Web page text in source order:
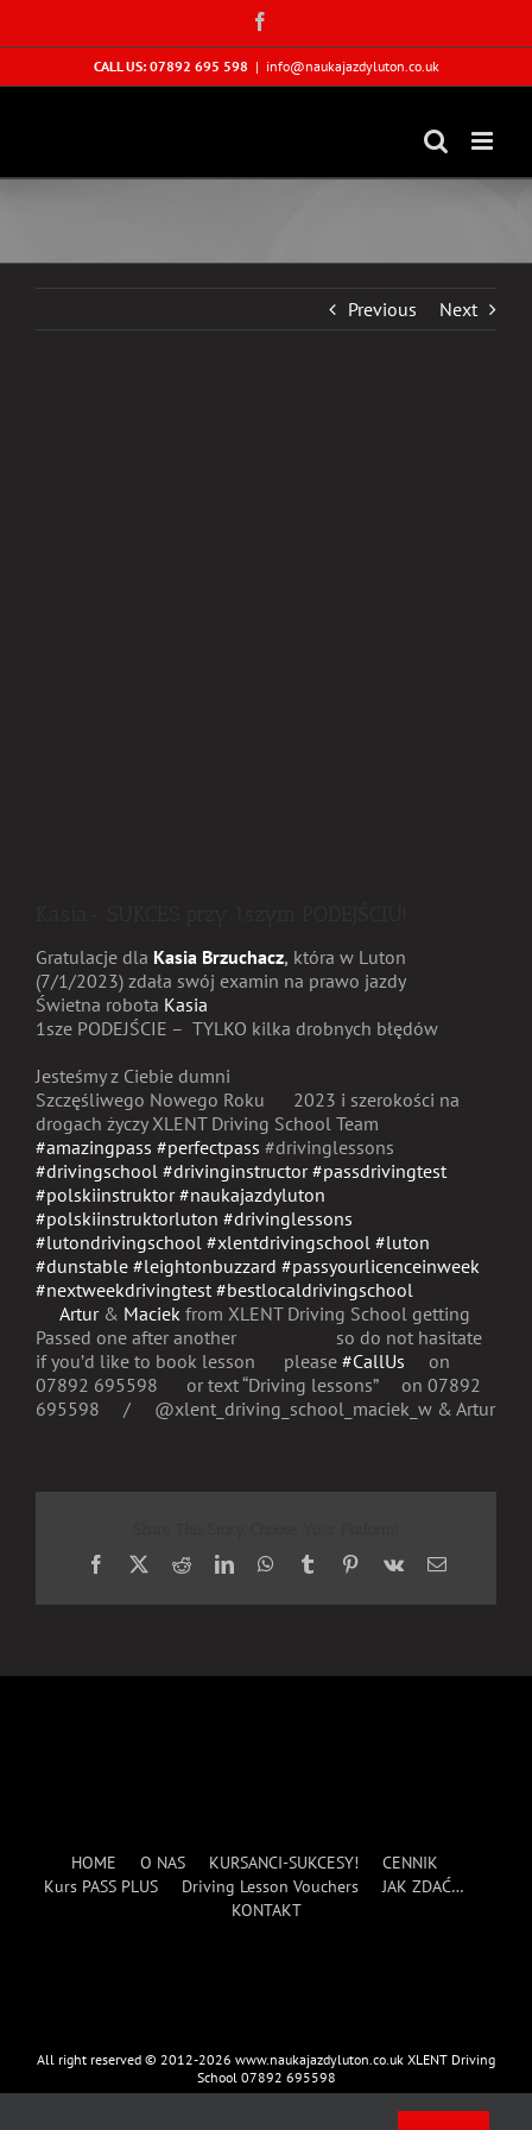
CALL US: 07892 695 598 | info@naukajazdyluton.co.uk
Previous Next
Gratulacje dla Kasia Brzuchacz, która w Luton
(7/1/2023) zdała swój examin na prawo jazdy
Świetna robota Kasia
1sze PODEJŚCIE – TYLKO kilka drobnych błędów
Jesteśmy z Ciebie dumni
Szczęśliwego Nowego Roku
2023 i szerokości na
drogach życzy XLENT Driving School Team
#amazingpass #perfectpass #drivinglessons
#drivingschool #drivinginstructor #passdrivingtest
#polskiinstruktor #naukajazdyluton
#polskiinstruktorluton #drivinglessons
#lutondrivingschool #xlentdrivingschool #luton
#dunstable #leightonbuzzard #passyourlicenceinweek
#nextweekdrivingtest #bestlocaldrivingschool
Artur& Maciek from XLENT Driving School getting
Passed one after another
so do not hasitate
if you’d like to book lesson
please #CallUs
on
07892 695598
or text “Driving lessons”
on 07892
695598
/ @xlent_driving_school_maciek_w & Artur
Facebook
X RedditLinkedInWhatsApp
TumblrPinterest
Vk Email
HOME O NAS KURSANCI-SUKCESY!
CENNIK
Kurs PASS PLUS
Driving Lesson Vouchers
JAK ZDAĆ…
KONTAKT
All right reserved © 2012-2026 www.naukajazdyluton.co.uk XLENT Driving
School 07892 695598